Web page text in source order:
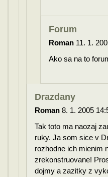
Forum
Roman 11. 1.
Ako sa na to
Drazdany
Roman 8. 1. 2005
Tak toto ma naozaj
ruky. Ja som sice v
rozhodne ich mienim
zrekonstruovane!
dojmy a zazitky z